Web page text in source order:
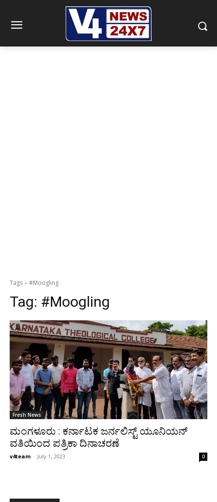
Tags #Moogling
Tag: #Moogling
Fresh News
ಮಂಗಳೂರು : ಕರ್ನಾಟಕ ಜರ್ನಲಿಸ್ಟ್ ಯೂನಿಯನ್
ವತಿಯಿಂದ ಪತ್ರಿಕಾ ದಿನಾಚರಣೆ
v4team - July 1, 2023 0